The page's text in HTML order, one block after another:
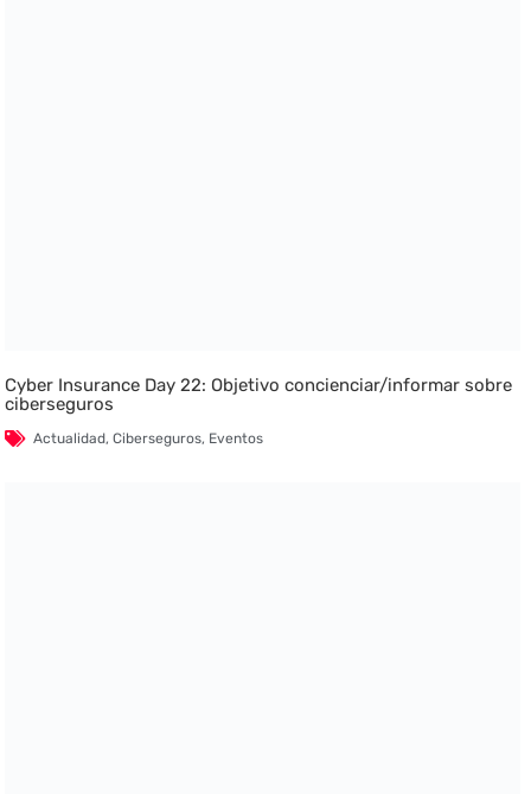
Cyber Insurance Day 22: Objetivo concienciar/informar sobre
ciberseguros
Actualidad,Ciberseguros, Eventos